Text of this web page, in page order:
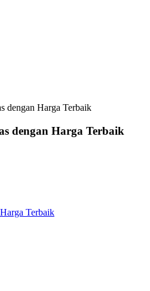
dengan Harga Terbaik
dengan Harga Terbaik
Terbaik